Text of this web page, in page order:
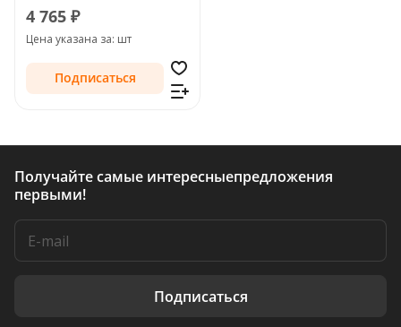
4 765 ₽
Цена указана за: шт
Подписаться
Получайте самые интересныепредложения
первыми!
Подписаться